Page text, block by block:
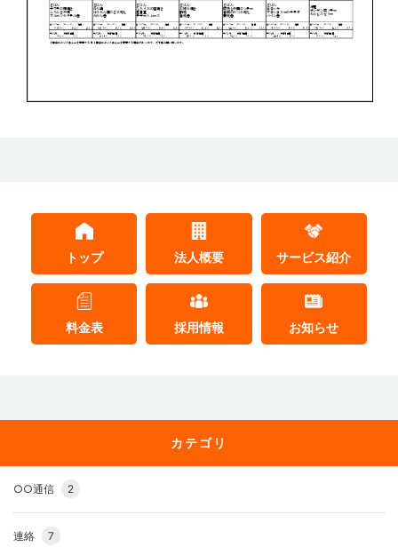
トップ 法人概要 サービス紹介
料金表 採用情報 お知らせ
カテゴリ
○○通信 2
連絡 7